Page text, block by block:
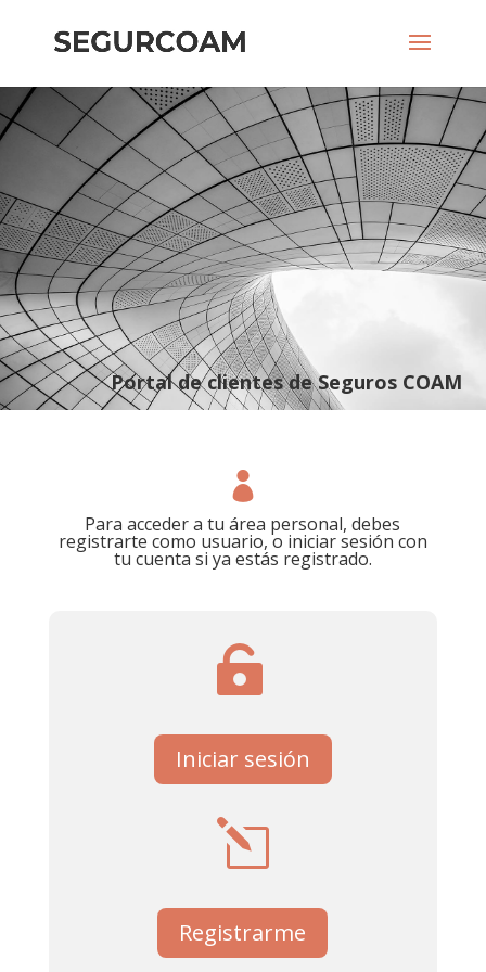
Portal de clientes de Seguros COAM
ic
on
fil
e
on
Para acceder a tu área personal, debes
registrarte como usuario, o iniciar sesión con
tu cuenta si ya estás registrado.
ic
on
_l
oc
k
Iniciar sesión
ic
on
Registrarme